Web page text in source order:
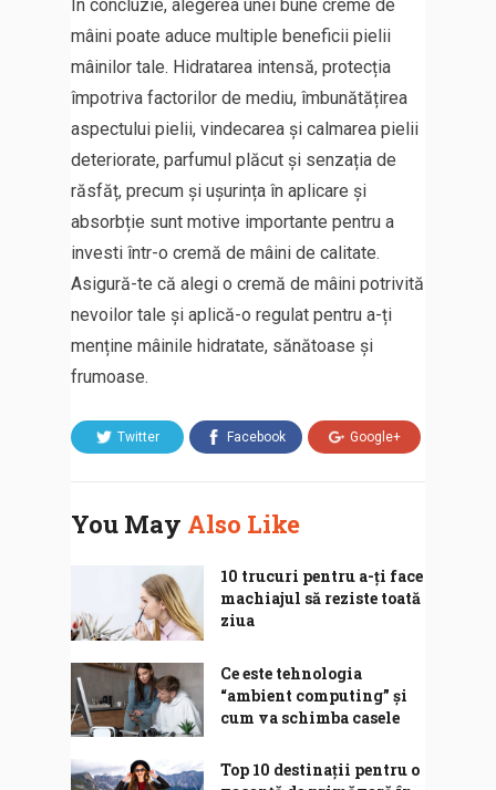
În concluzie, alegerea unei bune creme de
mâini poate aduce multiple beneficii pielii
mâinilor tale. Hidratarea intensă, protecția
împotriva factorilor de mediu, îmbunătățirea
aspectului pielii, vindecarea și calmarea pielii
deteriorate, parfumul plăcut și senzația de
răsfăț, precum și ușurința în aplicare și
absorbție sunt motive importante pentru a
investi într-o cremă de mâini de calitate.
Asigură-te că alegi o cremă de mâini potrivită
nevoilor tale și aplică-o regulat pentru a-ți
menține mâinile hidratate, sănătoase și
frumoase.
Twitter Facebook Google+
You May Also Like
10 trucuri pentru a-ți face
machiajul să reziste toată
ziua
Ce este tehnologia
“ambient computing” și
cum va schimba casele
Top 10 destinații pentru o